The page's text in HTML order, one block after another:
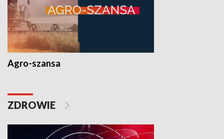
Agro-szansa
ZDROWIE